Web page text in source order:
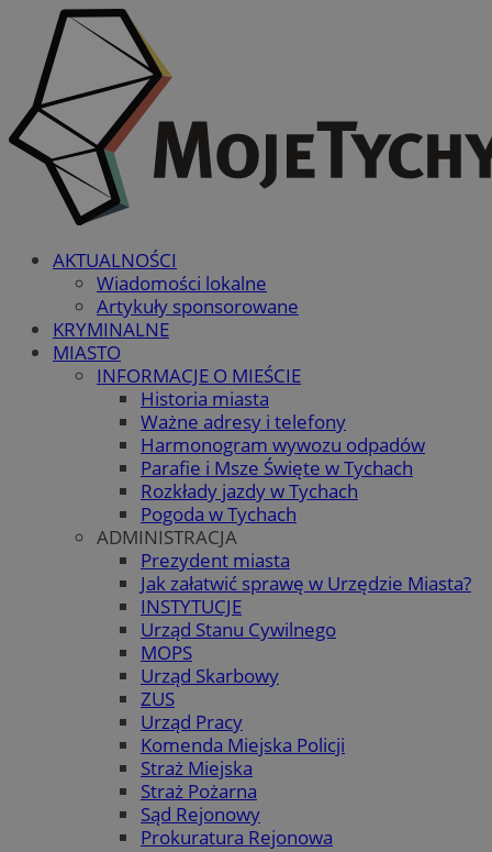
AKTUALNOŚCI
Wiadomości lokalne
Artykuły sponsorowane
KRYMINALNE
MIASTO
INFORMACJE O MIEŚCIE
Historia miasta
Ważne adresy i telefony
Harmonogram wywozu odpadów
Parafie i Msze Święte w Tychach
Rozkłady jazdy w Tychach
Pogoda w Tychach
ADMINISTRACJA
Prezydent miasta
Jak załatwić sprawę w Urzędzie Miasta?
INSTYTUCJE
Urząd Stanu Cywilnego
MOPS
Urząd Skarbowy
ZUS
Urząd Pracy
Komenda Miejska Policji
Straż Miejska
Straż Pożarna
Sąd Rejonowy
Prokuratura Rejonowa